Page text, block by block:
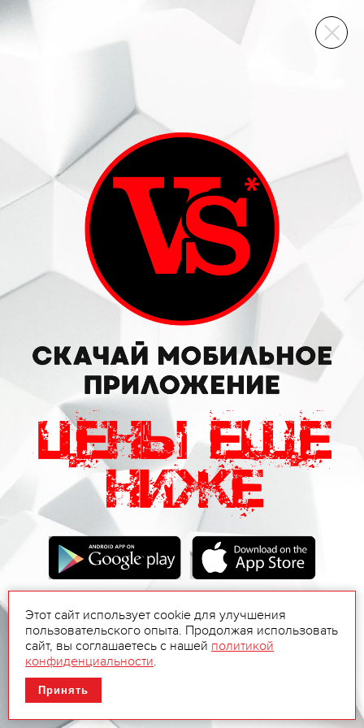
ВИННЫЙ СКЛАД
Этот сайт использует cookie для улучшения
пользовательского опыта. Продолжая использовать
сайт, вы соглашаетесь с нашей политикой
конфиденциальности.
Принять